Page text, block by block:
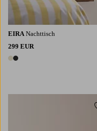
EIRA Nachttisch
299 EUR
2 Farben